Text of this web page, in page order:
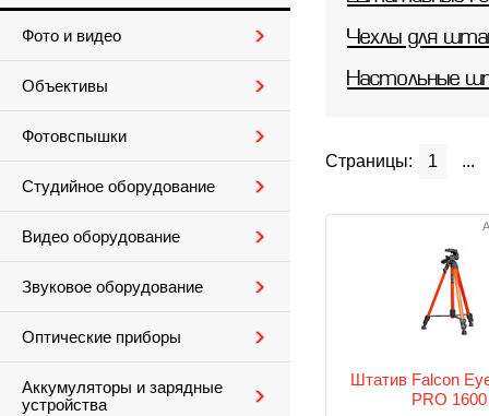
Фото и видео
Объективы
Фотовспышки
Студийное оборудование
Видео оборудование
Звуковое оборудование
Оптические приборы
Аккумуляторы и зарядные
устройства
Чехлы для
Настольные
Страницы: 1 ...
Штатив Falcon
PRO 1600